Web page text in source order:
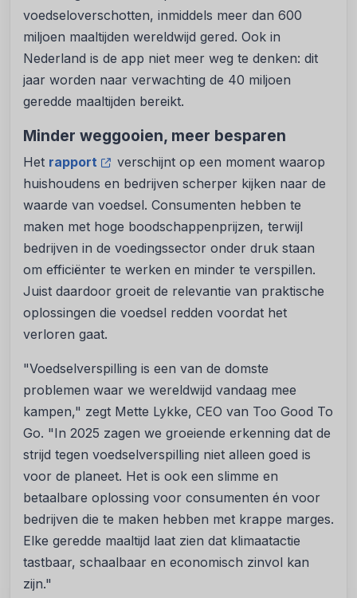
voedseloverschotten, inmiddels meer dan 600
miljoen maaltijden wereldwijd gered. Ook in
Nederland is de app niet meer weg te denken: dit
jaar worden naar verwachting de 40 miljoen
geredde maaltijden bereikt.
Minder weggooien, meer besparen
Het rapport
verschijnt op een moment waarop
huishoudens en bedrijven scherper kijken naar de
waarde van voedsel. Consumenten hebben te
maken met hoge boodschappenprijzen, terwijl
bedrijven in de voedingssector onder druk staan
om efficiënter te werken en minder te verspillen.
Juist daardoor groeit de relevantie van praktische
oplossingen die voedsel redden voordat het
verloren gaat.
"Voedselverspilling is een van de domste
problemen waar we wereldwijd vandaag mee
kampen," zegt Mette Lykke, CEO van Too Good To
Go. "In 2025 zagen we groeiende erkenning dat de
strijd tegen voedselverspilling niet alleen goed is
voor de planeet. Het is ook een slimme en
betaalbare oplossing voor consumenten én voor
bedrijven die te maken hebben met krappe marges.
Elke geredde maaltijd laat zien dat klimaatactie
tastbaar, schaalbaar en economisch zinvol kan
zijn."